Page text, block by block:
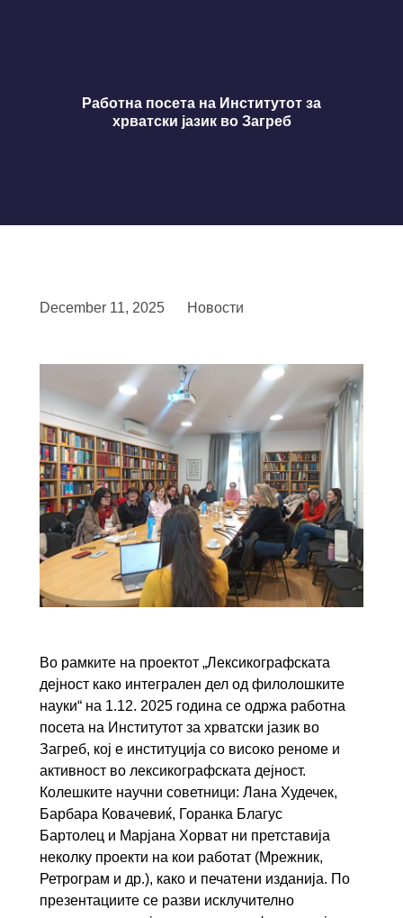
Работна посета на Институтот за
хрватски јазик во Загреб
December 11, 2025 Новости
Во рамките на проектот „Лексикографската
дејност како интегрален дел од филолошките
науки“ на 1.12. 2025 година се одржа работна
посета на Институтот за хрватски јазик во
Загреб, кој е институција со високо реноме и
активност во лексикографската дејност.
Колешките научни советници: Лана Худечек,
Барбара Ковачевиќ, Горанка Благус
Бартолец и Марјана Хорват ни претставија
неколку проекти на кои работат (Мрежник,
Ретрограм и др.), како и печатени изданија. По
презентациите се разви исклучително